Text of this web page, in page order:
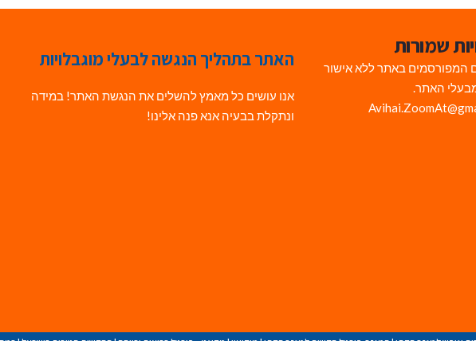
שמורות
המפורסמים באתר ללא אישור
האתר.
האתר בתהליך הנגשה לבעלי מוגבלויות
אנו עושים כל מאמץ להשלים את הנגשת האתר! במידה
ונתקלת בבעיה אנא פנה אלינו!